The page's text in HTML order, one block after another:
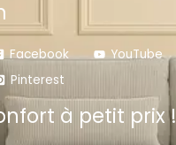
Facebook
YouTube
Pinterest
à petit prix !